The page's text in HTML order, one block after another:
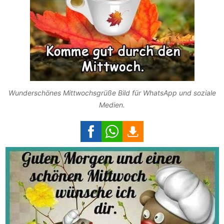
Wunderschönes Mittwochsgrüße Bild für WhatsApp und soziale
Medien.